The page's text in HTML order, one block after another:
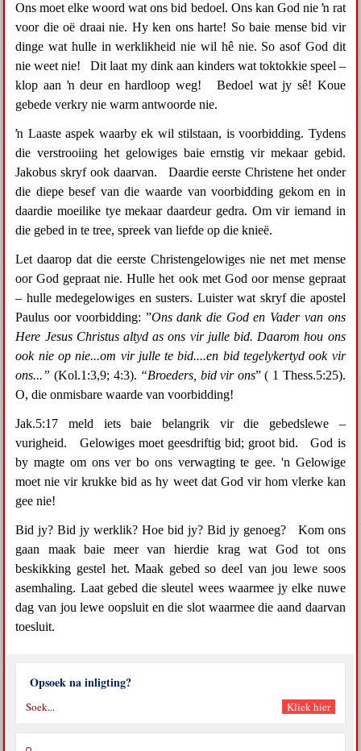
Ons moet elke woord wat ons bid bedoel. Ons kan God nie ŉ rat
voor die oë draai nie. Hy ken ons harte! So baie mense bid vir
dinge wat hulle in werklikheid nie wil hê nie. So asof God dit
nie weet nie! Dit laat my dink aan kinders wat toktokkie speel –
klop aan ŉ deur en hardloop weg! Bedoel wat jy sê! Koue
gebede verkry nie warm antwoorde nie.
ŉ Laaste aspek waarby ek wil stilstaan, is voorbidding. Tydens
die verstrooiing het gelowiges baie ernstig vir mekaar gebid.
Jakobus skryf ook daarvan. Daardie eerste Christene het onder
die diepe besef van die waarde van voorbidding gekom en in
daardie moeilike tye mekaar daardeur gedra. Om vir iemand in
die gebed in te tree, spreek van liefde op die knieë.
Let daarop dat die eerste Christengelowiges nie net met mense
oor God gepraat nie. Hulle het ook met God oor mense gepraat
– hulle medegelowiges en susters. Luister wat skryf die apostel
Paulus oor voorbidding: ”Ons dank die God en Vader van ons
Here Jesus Christus altyd as ons vir julle bid. Daarom hou ons
ook nie op nie...om vir julle te bid....en bid tegelykertyd ook vir
ons...” (Kol.1:3,9; 4:3). “Broeders, bid vir ons” ( 1 Thess.5:25).
O, die onmisbare waarde van voorbidding!
Jak.5:17 meld iets baie belangrik vir die gebedslewe –
vurigheid. Gelowiges moet geesdriftig bid; groot bid. God is
by magte om ons ver bo ons verwagting te gee. 'n Gelowige
moet nie vir krukke bid as hy weet dat God vir hom vlerke kan
gee nie!
Bid jy? Bid jy werklik? Hoe bid jy? Bid jy genoeg? Kom ons
gaan maak baie meer van hierdie krag wat God tot ons
beskikking gestel het. Maak gebed so deel van jou lewe soos
asemhaling. Laat gebed die sleutel wees waarmee jy elke nuwe
dag van jou lewe oopsluit en die slot waarmee die aand daarvan
toesluit.
Opsoek na inligting?